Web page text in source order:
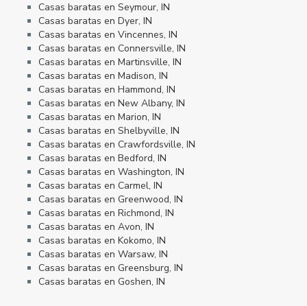
Casas baratas en Seymour, IN
Casas baratas en Dyer, IN
Casas baratas en Vincennes, IN
Casas baratas en Connersville, IN
Casas baratas en Martinsville, IN
Casas baratas en Madison, IN
Casas baratas en Hammond, IN
Casas baratas en New Albany, IN
Casas baratas en Marion, IN
Casas baratas en Shelbyville, IN
Casas baratas en Crawfordsville, IN
Casas baratas en Bedford, IN
Casas baratas en Washington, IN
Casas baratas en Carmel, IN
Casas baratas en Greenwood, IN
Casas baratas en Richmond, IN
Casas baratas en Avon, IN
Casas baratas en Kokomo, IN
Casas baratas en Warsaw, IN
Casas baratas en Greensburg, IN
Casas baratas en Goshen, IN